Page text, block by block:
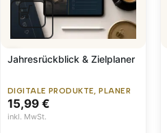
Jahresrückblick & Zielplaner
DIGITALE PRODUKTE, PLANER
15,99 €
inkl. MwSt.